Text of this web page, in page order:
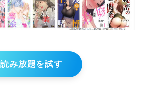
読み放題を試す